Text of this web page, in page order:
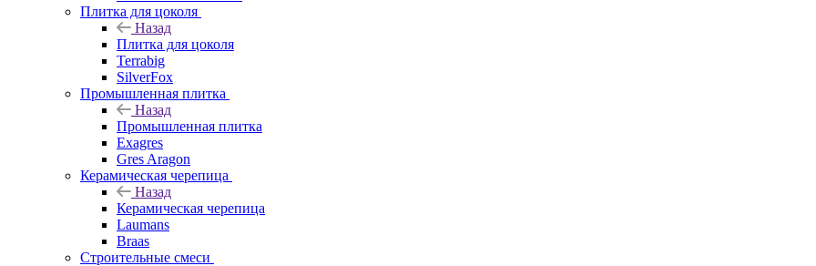
Плитка для цоколя
Назад
Плитка для цоколя
Terrabig
SilverFox
Промышленная плитка
Назад
Промышленная плитка
Exagres
Gres Aragon
Керамическая черепица
Назад
Керамическая черепица
Laumans
Braas
Строительные смеси